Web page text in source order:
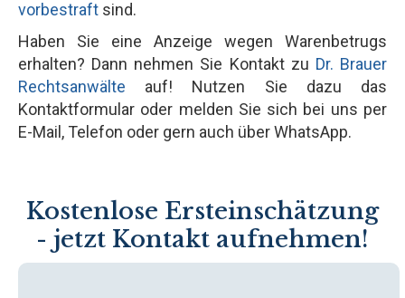
vorbestraft sind.
Haben Sie eine Anzeige wegen Warenbetrugs
erhalten? Dann nehmen Sie Kontakt zu Dr. Brauer
Rechtsanwälte auf! Nutzen Sie dazu das
Kontaktformular oder melden Sie sich bei uns per
E-Mail, Telefon oder gern auch über WhatsApp.
Kostenlose Ersteinschätzung
- jetzt Kontakt aufnehmen!